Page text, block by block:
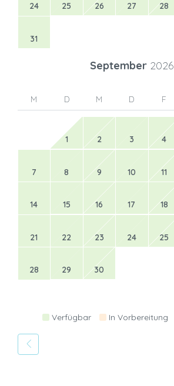
24 25 26 27 28
31
September 2026
M D M D F
1 2 3 4
7 8 9 10 11
14 15 16 17 18
21 22 23 24 25
28 29 30
Verfügbar In Vorbereitung